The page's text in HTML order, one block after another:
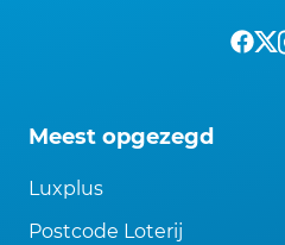
Meest opgezegd
Luxplus
Postcode Loterij